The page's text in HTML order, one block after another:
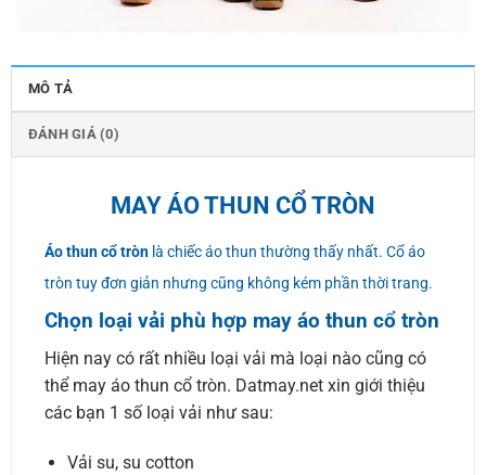
MÔ TẢ
ĐÁNH GIÁ (0)
MAY ÁO THUN CỔ TRÒN
Áo thun cổ trònlà chiếc áo thun thường thấy nhất. Cổ áo
tròn tuy đơn giản nhưng cũng không kém phần thời trang.
Chọn loại vải phù hợp may áo thun cổ tròn
Hiện nay có rất nhiều loại vải mà loại nào cũng có
thể may áo thun cổ tròn. Datmay.net xin giới thiệu
các bạn 1 số loại vải như sau:
Vải su, su cotton